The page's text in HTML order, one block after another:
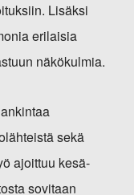
Lisäksi
erilaisia
näkökulmia.
sekä
ajoittuu kesä-
sovitaan